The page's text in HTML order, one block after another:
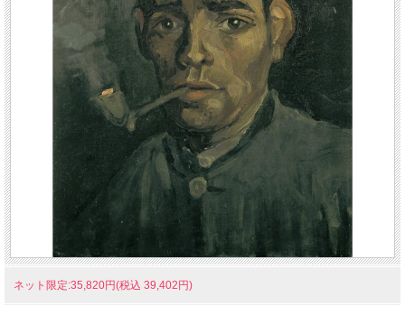
ネット限定:35,820円(税込 39,402円)